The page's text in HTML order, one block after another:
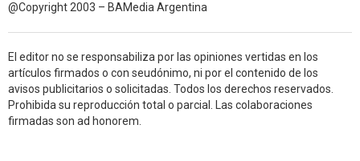
@Copyright 2003 – BAMedia Argentina
El editor no se responsabiliza por las opiniones vertidas en los
artículos firmados o con seudónimo, ni por el contenido de los
avisos publicitarios o solicitadas. Todos los derechos reservados.
Prohibida su reproducción total o parcial. Las colaboraciones
firmadas son ad honorem.